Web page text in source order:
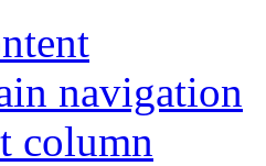
navigation
column